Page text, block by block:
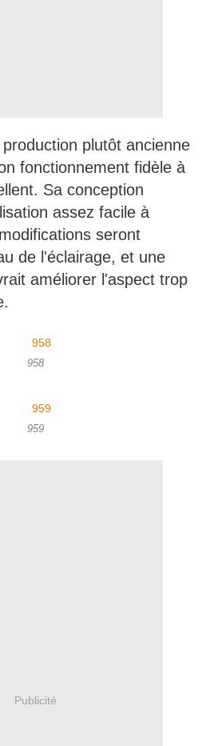
plutôt ancienne
fonctionnement fidèle à
Sa conception
assez facile à
seront
de l'éclairage, et une
améliorer l'aspect trop
958
959
Publicité